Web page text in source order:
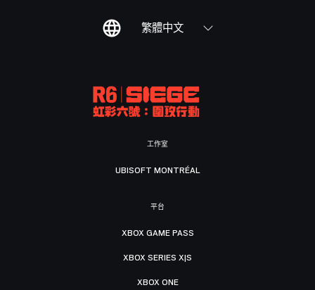
繁體中文
工作室
UBISOFT MONTRÉAL
平台
XBOX GAME PASS
XBOX SERIES X|S
XBOX ONE